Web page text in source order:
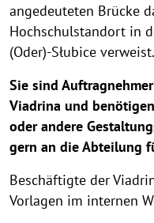
angedeuteten Brücke
Hochschulstandort in
(Oder)-Słubice verweist.
Sie sind
Viadrina und
oder andere
gern an die Abteilung
Beschäftigte der
Vorlagen im internen